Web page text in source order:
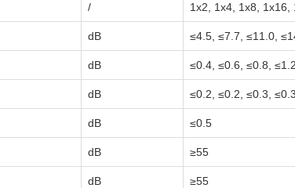
/ 1x2, 1x4, 1x8, 1x16,
dB ≤4.5, ≤7.7, ≤11.0,
dB ≤0.4, ≤0.6, ≤0.8,
dB ≤0.2, ≤0.2, ≤0.3,
dB ≤0.5
dB ≥55
dB ≥55